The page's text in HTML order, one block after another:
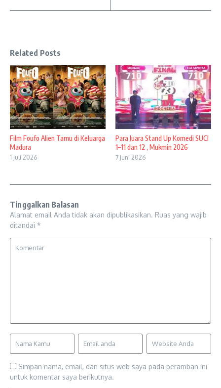
Related Posts
Film Foufo Alien Tamu di Keluarga
Madura
1 Juli 2026
Para Juara Stand Up Komedi SUCI
1–11 dan 12 , Mukmin 2026
7 Juni 2026
Tinggalkan Balasan
Alamat email Anda tidak akan dipublikasikan. Ruas yang wajib
ditandai *
Simpan nama, email, dan situs web saya pada peramban ini
untuk komentar saya berikutnya.